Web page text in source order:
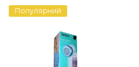
Популярний